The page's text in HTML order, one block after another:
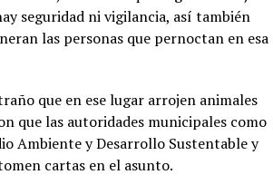
seguridad ni vigilancia, así también
las personas que pernoctan en esa
que en ese lugar arrojen animales
que las autoridades municipales como
Ambiente y Desarrollo Sustentable y
cartas en el asunto.